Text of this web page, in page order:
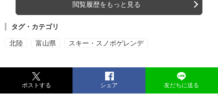
閲覧履歴をもっと見る
タグ・カテゴリ
北陸 富山県 スキー・スノボゲレンデ
ポストする シェア 友だちに送る